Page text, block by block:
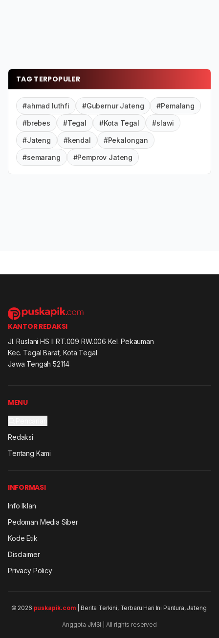
TAG TERPOPULER
#ahmad luthfi #Gubernur Jateng #Pemalang
#brebes #Tegal #Kota Tegal #slawi
#Jateng #kendal #Pekalongan
#semarang #Pemprov Jateng
KANTOR REDAKSI
Jl. Ruslani HS II RT.009 RW.006 Kel. Pekauman
Kec. Tegal Barat, Kota Tegal
Jawa Tengah 52114
MENU
Redaksi
Tentang Kami
INFORMASI
Info Iklan
Pedoman Media Siber
Kode Etik
Disclaimer
Privacy Policy
© 2026 puskapik.com | Berita Terkini, Terbaru Hari Ini Pantura, Jateng.
Anggota JMSI | All rights reserved